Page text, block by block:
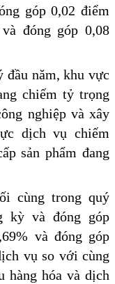
góp 0,02 điểm
đóng góp 0,08
đầu năm, khu vực
chiếm tỷ trọng
nghiệp và xây
dịch vụ chiếm
sản phẩm đang
cùng trong quý
kỳ và đóng góp
và đóng góp
vụ so với cùng
hàng hóa và dịch